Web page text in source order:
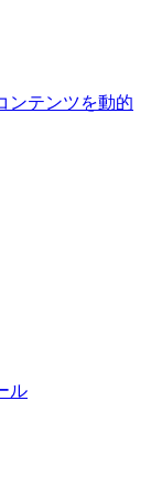
ンテンツを動的
ル